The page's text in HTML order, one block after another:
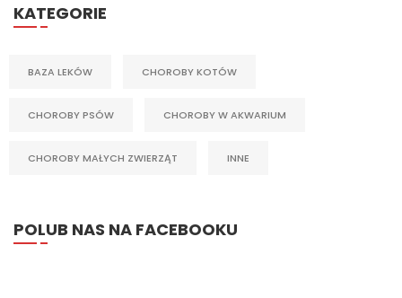
KATEGORIE
BAZA LEKÓW CHOROBY KOTÓW
CHOROBY PSÓW CHOROBY W AKWARIUM
CHOROBY MAŁYCH ZWIERZĄT INNE
POLUB NAS NA FACEBOOKU